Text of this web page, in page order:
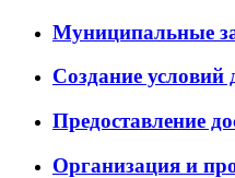
Муниципальные
Создание условий
Предоставление
Организация и